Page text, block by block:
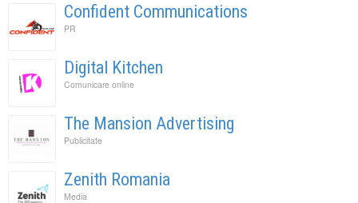
Confident Communications
PR
Digital Kitchen
Comunicare online
The Mansion Advertising
Publicitate
Zenith Romania
Media